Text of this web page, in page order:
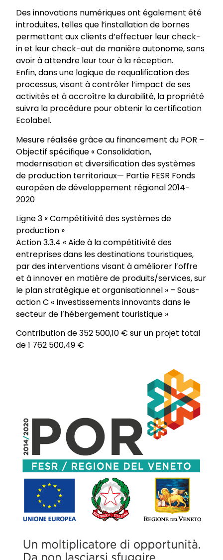
Des innovations numériques ont également été
introduites, telles que l’installation de bornes
permettant aux clients d’effectuer leur check-
in et leur check-out de manière autonome, sans
avoir à attendre leur tour à la réception.
Enfin, dans une logique de requalification des
processus, visant à contrôler l’impact de ses
activités et à accroître la durabilité, la propriété
suivra la procédure pour obtenir la certification
Ecolabel.
Mesure réalisée grâce au financement du POR –
Objectif spécifique « Consolidation,
modernisation et diversification des systèmes
de production territoriaux— Partie FESR Fonds
européen de développement régional 2014-
2020
Ligne 3 « Compétitivité des systèmes de
production »
Action 3.3.4 « Aide à la compétitivité des
entreprises dans les destinations touristiques,
par des interventions visant à améliorer l’offre
et à innover en matière de produits/services, sur
le plan stratégique et organisationnel » – Sous-
action C « Investissements innovants dans le
secteur de l’hébergement touristique »
Contribution de 352 500,10 € sur un projet total
de 1 762 500,49 €